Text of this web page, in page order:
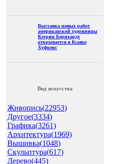
Выставка новых работ
американской художницы
Кэтрин Бернхардт
открывается в Ксавье
Хуфкенс
Вид искусства
Живопись(22953)
Другое(3334)
Графика(3261)
Архитектура(1969)
Вышивка(1048)
Скульптура(617)
Дерево(445)